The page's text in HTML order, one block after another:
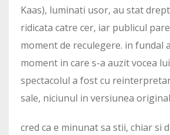
Kaas), luminati usor, au stat
ridicata catre cer, iar publicul
moment de reculegere. in fundal
moment in care s-a auzit vocea
spectacolul a fost cu
sale, niciunul in versiunea
cred ca e minunat sa stii, chiar si